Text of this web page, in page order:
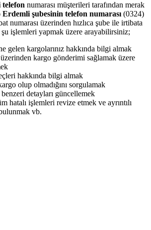
telefon numarası müşterileri tarafından merak
şubesinin telefon numarası(0324)
numarası üzerinden hızlıca şube ile irtibata
işlemleri yapmak üzere arayabilirsiniz;
gelen kargolarınız hakkında bilgi almak
kargo gönderimi sağlamak üzere
hakkında bilgi almak
olup olmadığını sorgulamak
benzeri detayları güncellemek
hatalı işlemleri revize etmek ve ayrıntılı
vb.